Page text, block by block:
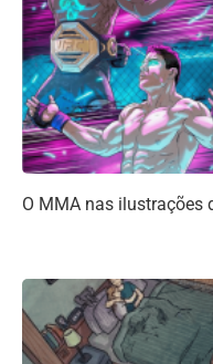
O MMA nas ilustrações